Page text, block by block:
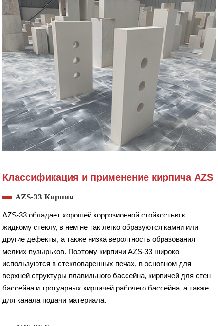
Классификация и применение кирпича AZS
AZS-33 Кирпич
AZS-33 обладает хорошей коррозионной стойкостью к
жидкому стеклу, в нем не так легко образуются камни или
другие дефекты, а также низка вероятность образования
мелких пузырьков. Поэтому кирпичи AZS-33 широко
используются в стекловаренных печах, в основном для
верхней структуры плавильного бассейна, кирпичей для стен
бассейна и тротуарных кирпичей рабочего бассейна, а также
для канала подачи материала.